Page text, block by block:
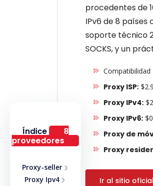
procedentes de
IPv6 de 8 países
soporte técnico
SOCKS, y un
Compatibilidad
Proxy ISP:
Proxy IPv4:
Proxy IPv6:
Proxy de
Proxy
Ir al sitio
Índice
8
proveedores
Proxy-seller
Proxy Ipv4